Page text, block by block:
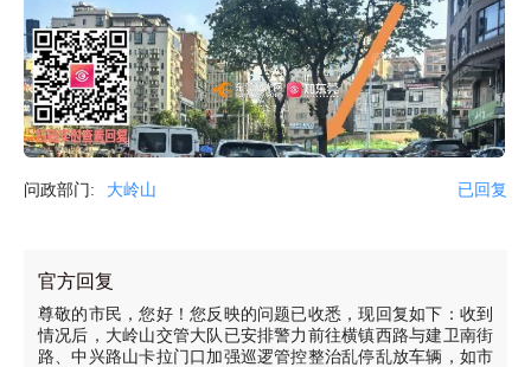
问政部门: 大岭山 已回复
官方回复
尊敬的市民，您好！您反映的问题已收悉，现回复如下：收到
情况后，大岭山交管大队已安排警力前往横镇西路与建卫南街
路、中兴路山卡拉门口加强巡逻管控整治乱停乱放车辆，如市